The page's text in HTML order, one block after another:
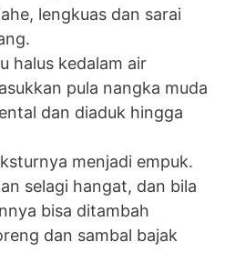
lengkuas dan sarai
halus kedalam air
pula nangka muda
dan diaduk hingga
menjadi empuk.
selagi hangat, dan bila
bisa ditambah
dan sambal bajak